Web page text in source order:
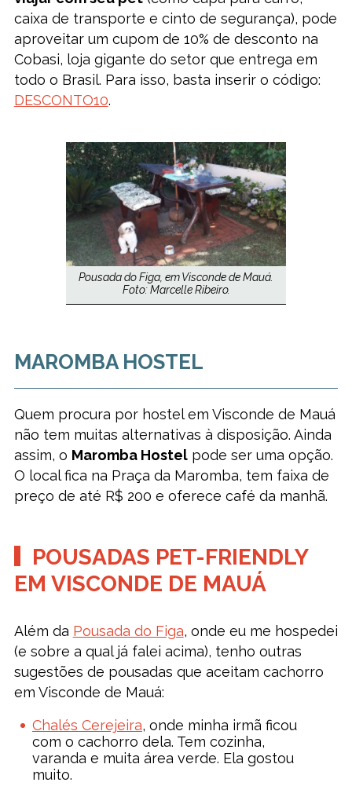
caixa de transporte e cinto de segurança), pode
aproveitar um cupom de 10% de desconto na
Cobasi, loja gigante do setor que entrega em
todo o Brasil. Para isso, basta inserir o código:
DESCONTO10.
Pousada do Figa, em Visconde de Mauá.
Foto: Marcelle Ribeiro.
MAROMBA HOSTEL
Quem procura por hostel em Visconde de Mauá
não tem muitas alternativas à disposição. Ainda
assim, o Maromba Hostelpode ser uma opção.
O local fica na Praça da Maromba, tem faixa de
preço de até R$ 200 e oferece café da manhã.
POUSADAS PET-FRIENDLY
EM VISCONDE DE MAUÁ
Além da Pousada do Figa, onde eu me hospedei
(e sobre a qual já falei acima), tenho outras
sugestões de pousadas que aceitam cachorro
em Visconde de Mauá:
Chalés Cerejeira, onde minha irmã ficou
com o cachorro dela. Tem cozinha,
varanda e muita área verde. Ela gostou
muito.